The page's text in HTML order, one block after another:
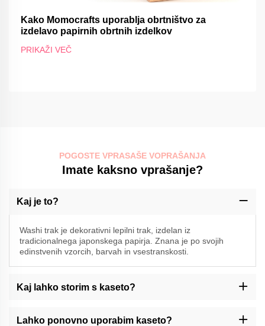
Kako Momocrafts uporablja obrtništvo za
izdelavo papirnih obrtnih izdelkov
PRIKAŽI VEČ
POGOSTE VPRASAŠE VOPRAŠANJA
Imate kaksno vprašanje?
Kaj je to?
Washi trak je dekorativni lepilni trak, izdelan iz
tradicionalnega japonskega papirja. Znana je po svojih
edinstvenih vzorcih, barvah in vsestranskosti.
Kaj lahko storim s kaseto?
okrasitev časopisov, albumov, pakiranje daril, ustvarjanje
Lahko ponovno uporabim kaseto?